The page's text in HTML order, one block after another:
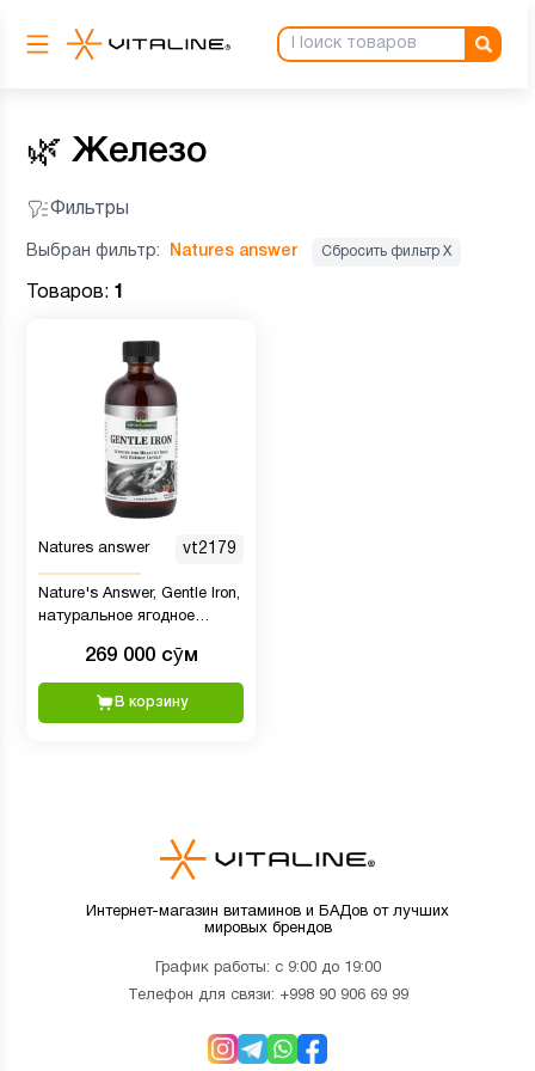
🌿 Железо
Фильтры
Выбран фильтр: Natures answer Сбросить фильтр Х
Товаров: 1
Natures answer vt2179
Nature's Answer, Gentle Iron,
натуральное ягодное
269 000 сӯм
В корзину
Интернет-магазин витаминов и БАДов от лучших
мировых брендов
График работы: с 9:00 до 19:00
Телефон для связи: +998 90 906 69 99